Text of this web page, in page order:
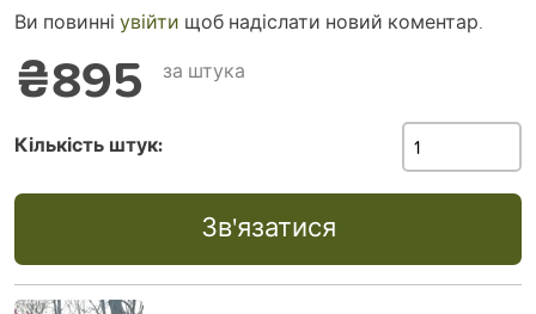
Ви повинні увійти щоб надіслати новий коментар.
₴895 за штука
Кількість штук:
Зв'язатися